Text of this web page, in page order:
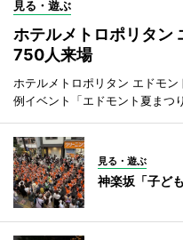
見る・遊ぶ
ホテルメトロポリタン
750人来場
ホテルメトロポリタン エドモ
例イベント「エドモント夏まつ
見る・遊ぶ
神楽坂「子ど